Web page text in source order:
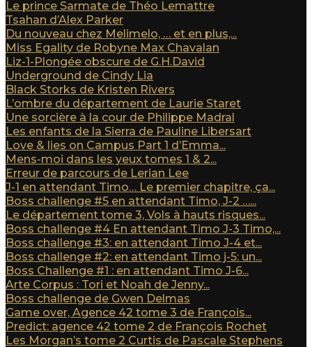
Le prince Sarmate de Théo Lemattre
Tsahan d’Alex Parker
Du nouveau chez Melimelo, … et en plus,...
Miss Egality de Robyne Max Chavalan
Liz-1-Plongée obscure de G.H.David
Underground de Cindy Lia
Black Storks de Kristen Rivers
L’ombre du département de Laurie Staret
Une sorcière à la cour de Philippe Madral
Les enfants de la Sierra de Pauline Libersart
Love & lies on Campus Part 1 d’Emma...
Mens-moi dans les yeux tomes 1 & 2...
Erreur de parcours de Lerian Lee
J-1 en attendant Timo… Le premier chapitre, ça...
Boss challenge #5 en attendant Timo, J-2 …...
Le département tome 3, Vols à hauts risques...
Boss challenge #4 En attendant Timo J-3 Timo,...
Boss challenge #3: en attendant Timo J-4 et...
Boss challenge #2: en attendant Timo j-5: un...
Boss Challenge #1 : en attendant Timo J-6...
Arte Corpus : Tori et Noah de Jenny...
Boss challenge de Gwen Delmas
Game over, Agence 42 tome 3 de François...
Predict: agence 42 tome 2 de François Rochet
Les Morgan’s tome 2 Curtis de Pascale Stephens